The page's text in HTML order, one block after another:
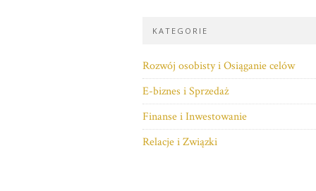
KATEGORIE
Rozwój osobisty i Osiąganie celów
E-biznes i Sprzedaż
Finanse i Inwestowanie
Relacje i Związki